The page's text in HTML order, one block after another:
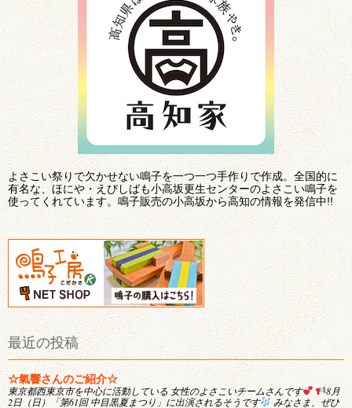
よさこい祭りで欠かせない鳴子を一つ一つ手作りで作成。全国的に
有名な、ほにや・えびしばも小高坂更生センターのよさこい鳴子を
使ってくれています。鳴子販売の小高坂から高知の情報を発信中!!
最近の投稿
☆氣響さんのご紹介☆
東京都西東京市を中心に活動している 女性のよさこいチームさんです
8月
2日（日）「第61回 中目黒夏まつり」に出演されるそうです
みなさま、ぜひ